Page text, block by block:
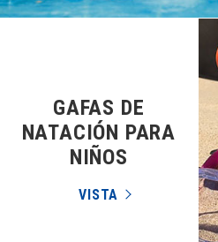
GAFAS DE
NATACIÓN PARA
NIÑOS
VISTA